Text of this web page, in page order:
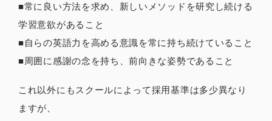
■常に良い方法を求め、新しいメソッドを研究し続ける
学習意欲があること
■自らの英語力を高める意識を常に持ち続けていること
■周囲に感謝の念を持ち、前向きな姿勢であること
これ以外にもスクールによって採用基準は多少異なり
ますが、